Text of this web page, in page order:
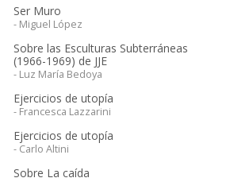
Ser Muro
- Miguel López
Sobre las Esculturas Subterráneas
(1966-1969) de JJE
- Luz María Bedoya
Ejercicios de utopía
- Francesca Lazzarini
Ejercicios de utopía
- Carlo Altini
Sobre La caída